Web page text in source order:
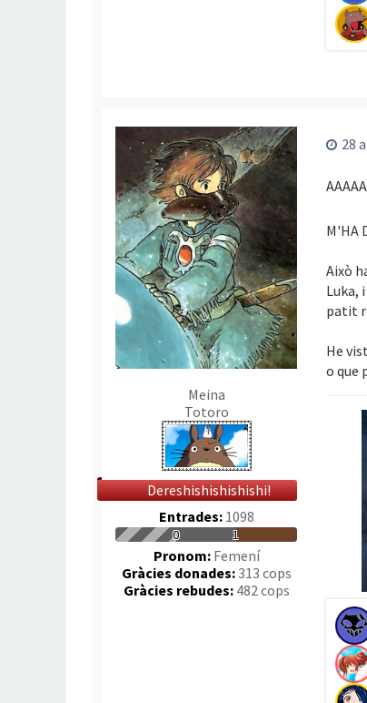
Meina
Totoro
Dereshishishishishi!
Entrades: 1098
0 1
Pronom:Femení
Gràcies donades:313 cops
Gràcies rebudes: 482 cops
28
M'HA
Això
Luka,
patit
He
o que